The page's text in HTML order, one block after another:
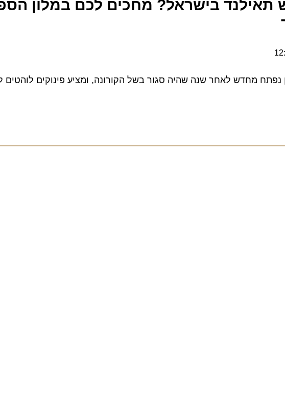
בישראל? מחכים לכם במלון הספא
מחדש לאחר שנה שהיה סגור בשל הקורונה, ומציע פינוקים לוהטים לגוף